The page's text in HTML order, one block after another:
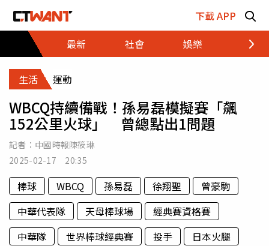
下載 APP
最新
社會 娛樂 財經
生活 運動
WBCQ持續備戰！孫易磊模擬賽「飆
152公里火球」 曾總點出1問題
記者： 中國時報陳筱琳
2025-02-17 20:35
棒球 WBCQ 孫易磊 徐翔聖
曾豪駒
中華代表隊
天母棒球場
經典賽資格賽
中華隊
世界棒球經典賽 投手 日本火腿